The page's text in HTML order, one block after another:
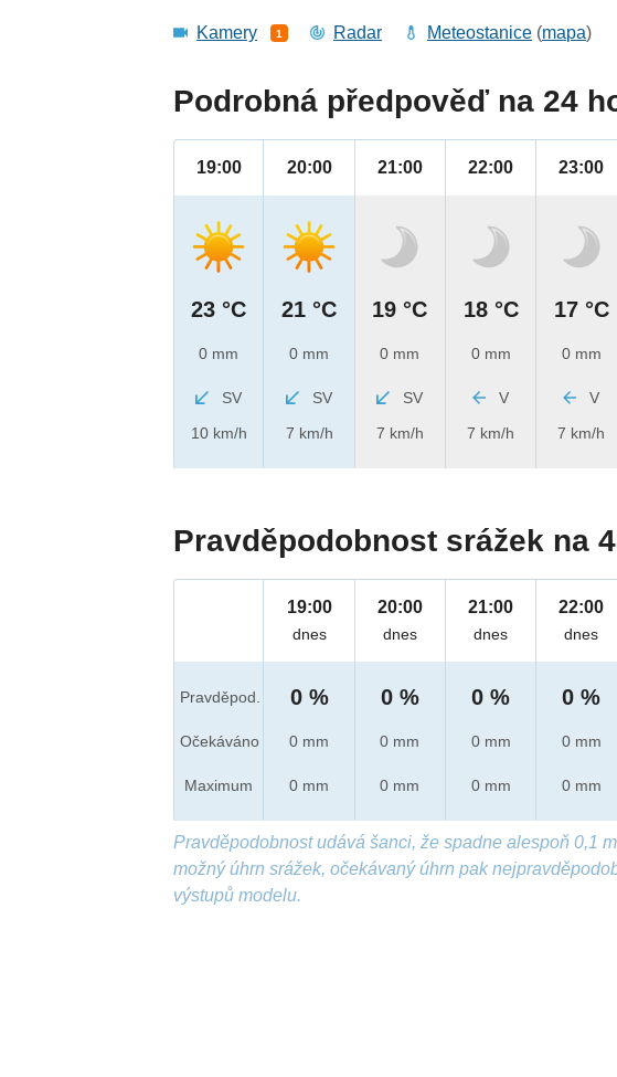
Kamery 1 Radar Meteostanice (mapa)
Podrobná předpověď na 24
19:00
23 °C
0 mm
SV
10 km/h
20:00
21 °C
0 mm
SV
7 km/h
21:00
19 °C
0 mm
SV
7 km/h
22:00
18 °C
0 mm
V
7 km/h
23:00
17 °C
0 mm
V
7 km/h
Pravděpodobnost srážek na
Pravděpod.
Očekáváno
Maximum
19:00
dnes
0 %
0 mm
0 mm
20:00
dnes
0 %
0 mm
0 mm
21:00
dnes
0 %
0 mm
0 mm
22:00
dnes
0 %
0 mm
0 mm
Pravděpodobnost udává šanci, že spadne alespoň 0,1
možný úhrn srážek, očekávaný úhrn pak
výstupů modelu.